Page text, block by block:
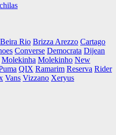
Beira Rio Brizza Arezzo Cartago
Converse Democrata Dijean
Molekinha Molekinho New
QIX Ramarim Reserva Rider
Vans Vizzano Xeryus